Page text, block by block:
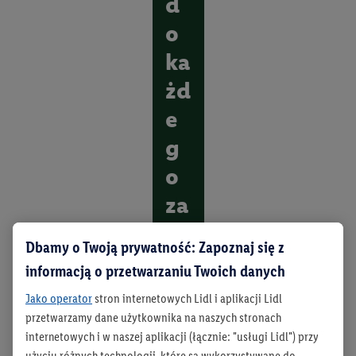
o
ka
żd
e
g
o
za
ni
a
O
d
k
Dbamy o Twoją prywatność: Zapoznaj się z
informacją o przetwarzaniu Twoich danych
Jako operatorstron internetowych Lidl i aplikacji Lidl
przetwarzamy dane użytkownika na naszych stronach
internetowych i w naszej aplikacji (łącznie: "usługi Lidl") przy